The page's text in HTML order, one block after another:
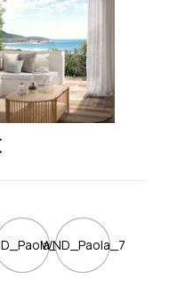
WND_Paola_7